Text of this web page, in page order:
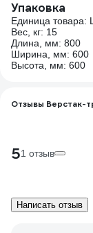
Упаковка
Единица товара:
Вес, кг: 15
Длина, мм: 800
Ширина, мм: 600
Высота, мм: 600
Отзывы Верстак-
51 отзыв
Написать отзыв